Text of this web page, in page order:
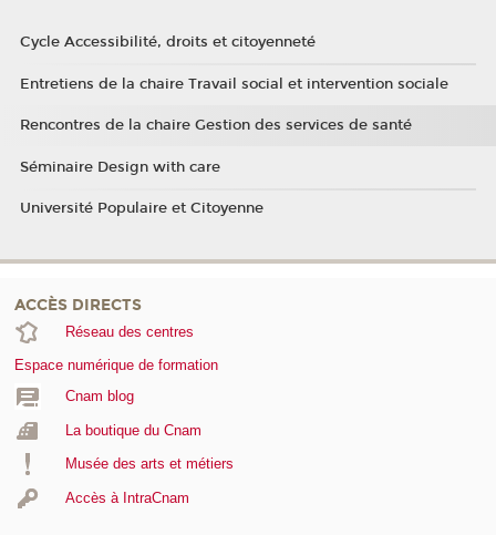
Cycle Accessibilité, droits et citoyenneté
Entretiens de la chaire Travail social et intervention sociale
Rencontres de la chaire Gestion des services de santé
Séminaire Design with care
Université Populaire et Citoyenne
ACCÈS DIRECTS
Réseau des centres
Espace numérique de formation
Cnam blog
La boutique du Cnam
Musée des arts et métiers
Accès à IntraCnam